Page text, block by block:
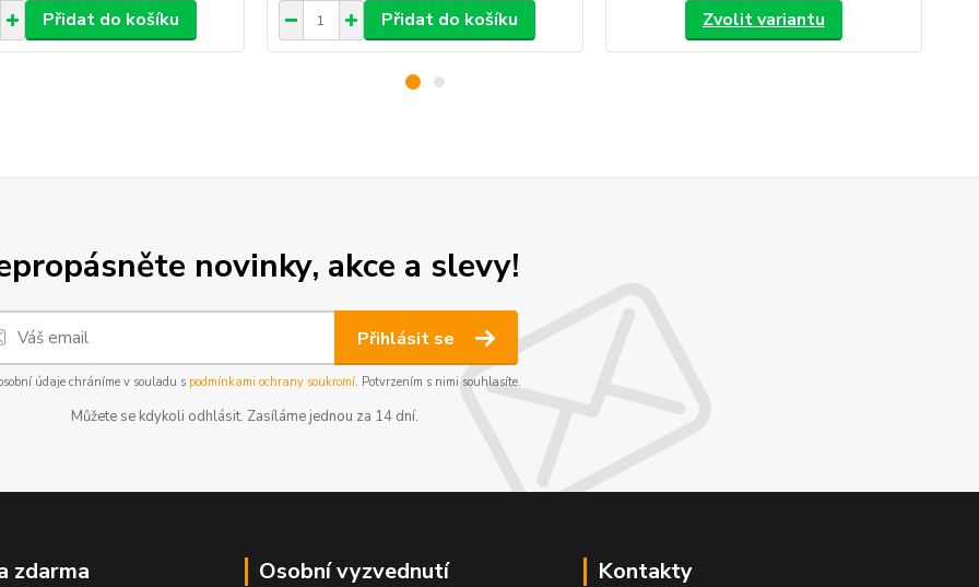
Přidat do košíku Přidat do košíku Zvolit variantu
novinky, akce a slevy!
Přihlásit se
údaje chráníme v souladu s podmínkami ochrany soukromí. Potvrzením s nimi souhlasíte.
Můžete se kdykoli odhlásit. Zasíláme jednou za 14 dní.
zdarma Osobní vyzvednutí Kontakty